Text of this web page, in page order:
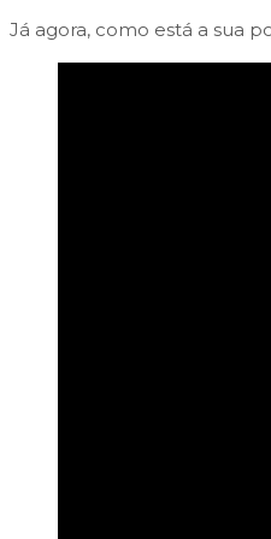
Já agora, como está a sua